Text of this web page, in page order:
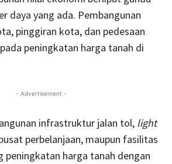
daya yang ada. Pembangunan
pinggiran kota, dan pedesaan
peningkatan harga tanah di
- Advertisement -
infrastruktur jalan tol, light
perbelanjaan, maupun fasilitas
peningkatan harga tanah dengan